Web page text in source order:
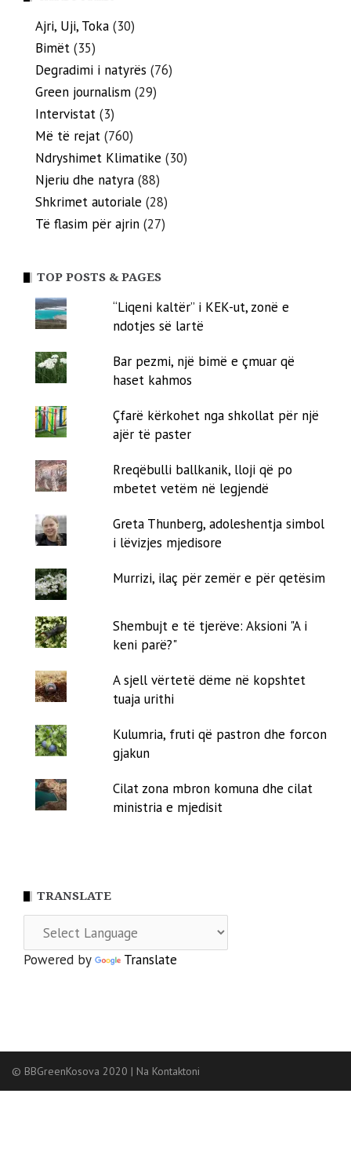
Ajri, Uji, Toka (30)
Bimët (35)
Degradimi i natyrës (76)
Green journalism (29)
Intervistat (3)
Më të rejat (760)
Ndryshimet Klimatike (30)
Njeriu dhe natyra (88)
Shkrimet autoriale (28)
Të flasim për ajrin (27)
TOP POSTS & PAGES
“Liqeni kaltër” i KEK-ut, zonë e
ndotjes së lartë
Bar pezmi, një bimë e çmuar që
haset kahmos
Çfarë kërkohet nga shkollat për një
ajër të paster
Rreqëbulli ballkanik, lloji që po
mbetet vetëm në legjendë
Greta Thunberg, adoleshentja simbol
i lëvizjes mjedisore
Murrizi, ilaç për zemër e për qetësim
Shembujt e të tjerëve: Aksioni "A i
keni parë?"
A sjell vërtetë dëme në kopshtet
tuaja urithi
Kulumria, fruti që pastron dhe forcon
gjakun
Cilat zona mbron komuna dhe cilat
ministria e mjedisit
TRANSLATE
Powered by Translate
© BBGreenKosova 2020 | Na Kontaktoni